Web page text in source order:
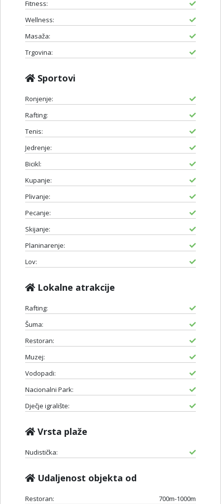
Fitness:
Wellness:
Masaža:
Trgovina:
Sportovi
Ronjenje:
Rafting:
Tenis:
Jedrenje:
Bicikl:
Kupanje:
Plivanje:
Pecanje:
Skijanje:
Planinarenje:
Lov:
Lokalne atrakcije
Rafting:
Šuma:
Restoran:
Muzej:
Vodopadi:
Nacionalni Park:
Dječje igralište:
Vrsta plaže
Nudistička:
Udaljenost objekta od
Restoran:
700m-1000m